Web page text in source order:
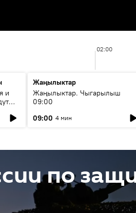
02:00
и
Жаңылыктар
Жаңылыктар. Чыгарылыш
09:00
09:00 4 мин
по